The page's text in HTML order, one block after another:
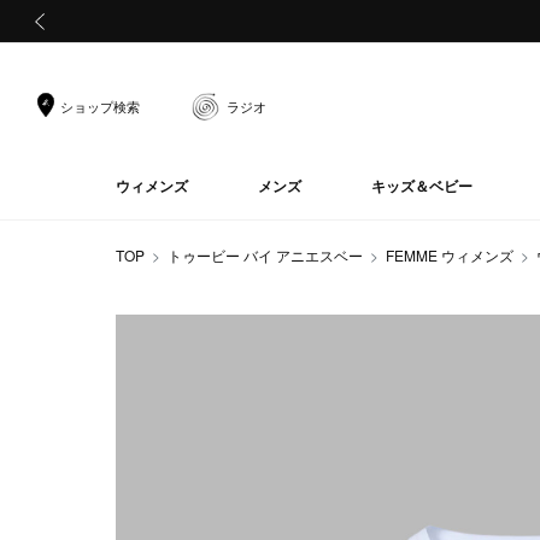
ショップ検索 ラジオ
ウィメンズ メンズ キッズ＆ベビー
TOP トゥービー バイ アニエスベー FEMME ウィメンズ